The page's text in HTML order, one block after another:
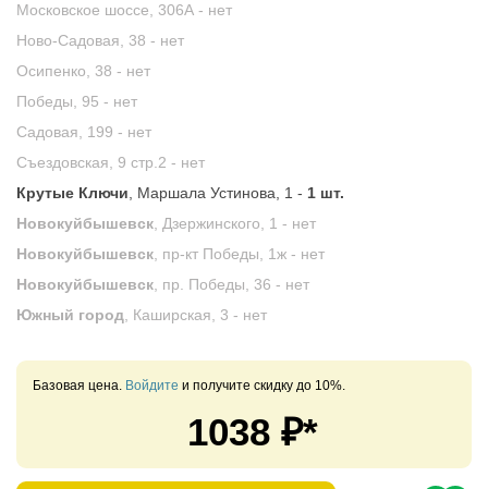
Московское шоссе, 306А - нет
Ново-Садовая, 38 - нет
Осипенко, 38 - нет
Победы, 95 - нет
Садовая, 199 - нет
Съездовская, 9 стр.2 - нет
Крутые Ключи , Маршала Устинова, 1 - 1 шт.
Новокуйбышевск , Дзержинского, 1 - нет
Новокуйбышевск , пр-кт Победы, 1ж - нет
Новокуйбышевск , пр. Победы, 36 - нет
Южный город , Каширская, 3 - нет
Базовая цена. Войдите и получите скидку до 10%.
1038₽*